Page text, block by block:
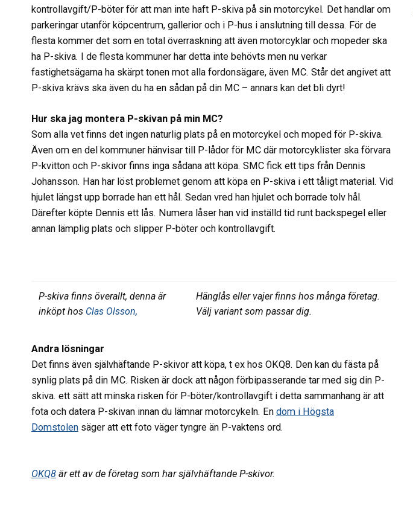
kontrollavgift/P-böter för att man inte haft P-skiva på sin motorcykel. Det handlar om
parkeringar utanför köpcentrum, gallerior och i P-hus i anslutning till dessa. För de
flesta kommer det som en total överraskning att även motorcyklar och mopeder ska
ha P-skiva. I de flesta kommuner har detta inte behövts men nu verkar
fastighetsägarna ha skärpt tonen mot alla fordonsägare, även MC. Står det angivet att
P-skiva krävs ska även du ha en sådan på din MC – annars kan det bli dyrt!
Hur ska jag montera P-skivan på min MC?
Som alla vet finns det ingen naturlig plats på en motorcykel och moped för P-skiva.
Även om en del kommuner hänvisar till P-lådor för MC där motorcyklister ska förvara
P-kvitton och P-skivor finns inga sådana att köpa. SMC fick ett tips från Dennis
Johansson. Han har löst problemet genom att köpa en P-skiva i ett tåligt material. Vid
hjulet längst upp borrade han ett hål. Sedan vred han hjulet och borrade tolv hål.
Därefter köpte Dennis ett lås. Numera låser han vid inställd tid runt backspegel eller
annan lämplig plats och slipper P-böter och kontrollavgift.
P-skiva finns överallt, denna är
inköpt hos Clas Olsson,
Hänglås eller vajer finns hos många företag.
Välj variant som passar dig.
Andra lösningar
Det finns även självhäftande P-skivor att köpa, t ex hos OKQ8. Den kan du fästa på
synlig plats på din MC. Risken är dock att någon förbipasserande tar med sig din P-
skiva. ett sätt att minska risken för P-böter/kontrollavgift i detta sammanhang är att
fota och datera P-skivan innan du lämnar motorcykeln. En dom i Högsta
Domstolen säger att ett foto väger tyngre än P-vaktens ord.
OKQ8 är ett av de företag som har självhäftande P-skivor.